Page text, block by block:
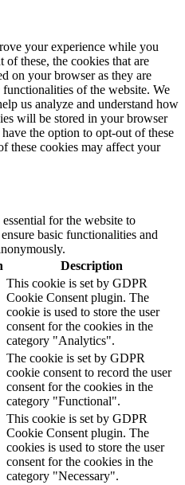
your experience while you
these, the cookies that are
on your browser as they are
of the website. We
us analyze and understand how
will be stored in your browser
the option to opt-out of these
these cookies may affect your
for the website to
basic functionalities and
Description
This cookie is set by GDPR
Cookie Consent plugin. The
cookie is used to store the user
consent for the cookies in the
category "Analytics".
The cookie is set by GDPR
cookie consent to record the user
consent for the cookies in the
category "Functional".
This cookie is set by GDPR
Cookie Consent plugin. The
cookies is used to store the user
consent for the cookies in the
category "Necessary".